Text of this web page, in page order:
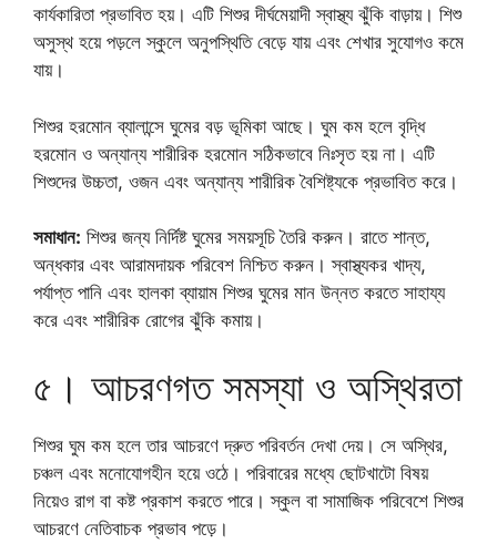
কার্যকারিতা প্রভাবিত হয়। এটি শিশুর দীর্ঘমেয়াদী স্বাস্থ্য ঝুঁকি বাড়ায়। শিশু
অসুস্থ হয়ে পড়লে স্কুলে অনুপস্থিতি বেড়ে যায় এবং শেখার সুযোগও কমে
যায়।
শিশুর হরমোন ব্যালান্সে ঘুমের বড় ভূমিকা আছে। ঘুম কম হলে বৃদ্ধি
হরমোন ও অন্যান্য শারীরিক হরমোন সঠিকভাবে নিঃসৃত হয় না। এটি
শিশুদের উচ্চতা, ওজন এবং অন্যান্য শারীরিক বৈশিষ্ট্যকে প্রভাবিত করে।
সমাধান: শিশুর জন্য নির্দিষ্ট ঘুমের সময়সূচি তৈরি করুন। রাতে শান্ত,
অন্ধকার এবং আরামদায়ক পরিবেশ নিশ্চিত করুন। স্বাস্থ্যকর খাদ্য,
পর্যাপ্ত পানি এবং হালকা ব্যায়াম শিশুর ঘুমের মান উন্নত করতে সাহায্য
করে এবং শারীরিক রোগের ঝুঁকি কমায়।
৫। আচরণগত সমস্যা ও অস্থিরতা
শিশুর ঘুম কম হলে তার আচরণে দ্রুত পরিবর্তন দেখা দেয়। সে অস্থির,
চঞ্চল এবং মনোযোগহীন হয়ে ওঠে। পরিবারের মধ্যে ছোটখাটো বিষয়
নিয়েও রাগ বা কষ্ট প্রকাশ করতে পারে। স্কুল বা সামাজিক পরিবেশে শিশুর
আচরণে নেতিবাচক প্রভাব পড়ে।